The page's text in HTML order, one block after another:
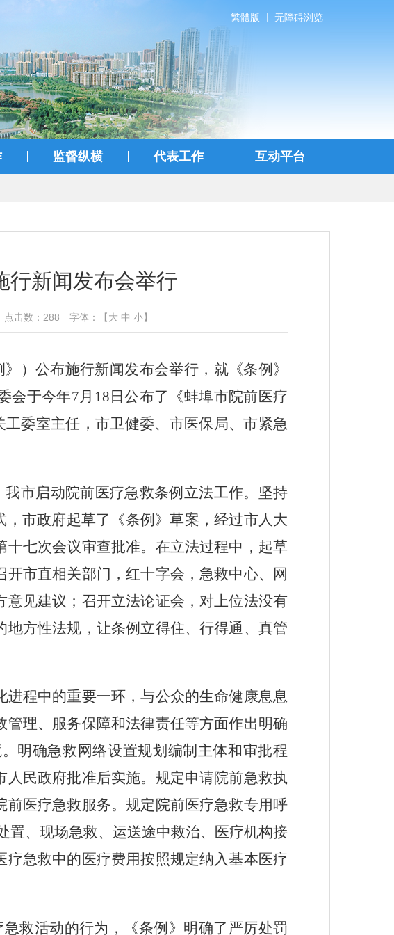
繁體版 无障碍浏览
监督纵横 代表工作 互动平台
行新闻发布会举行
击数： 288 字体：【大 中 小】
）公布施行新闻发布会举行，就《条例》
会于今年7月 18 日公布了《蚌埠市院前医疗
委室主任，市卫健委、市医保局、市紧急
我市启动院前医疗急救条例立法工作。坚持
市政府起草了《条例》草案，经过市人大
七次会议审查批准。在立法过程中，起草
市直相关部门，红十字会，急救中心、网
见建议；召开立法论证会，对上位法没有
方性法规，让条例立得住、行得通、真管
进程中的重要一环，与公众的生命健康息息
理、服务保障和法律责任等方面作出明确
明确急救网络设置规划编制主体和审批程
民政府批准后实施。规定申请院前急救执
医疗急救服务。规定院前医疗急救专用呼
置、现场急救、运送途中救治、医疗机构接
急救中的医疗费用按照规定纳入基本医疗
救活动的行为，《条例》明确了严厉处罚